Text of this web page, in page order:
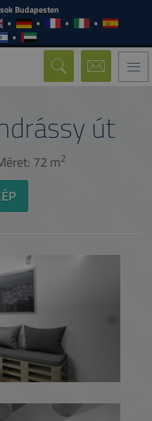
Budapesten
út
72 m2